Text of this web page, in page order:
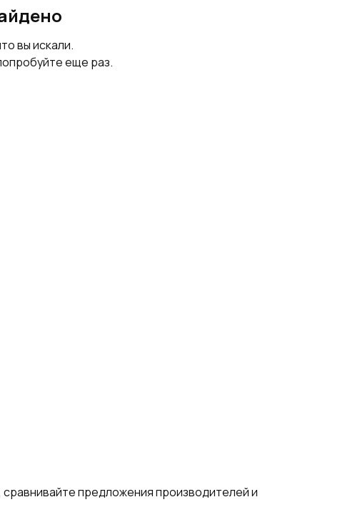
вы искали.
еще раз.
предложения производителей и